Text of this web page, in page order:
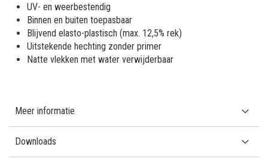
UV- en weerbestendig
Binnen en buiten toepasbaar
Blijvend elasto-plastisch (max. 12,5% rek)
Uitstekende hechting zonder primer
Natte vlekken met water verwijderbaar
Meer informatie
Downloads